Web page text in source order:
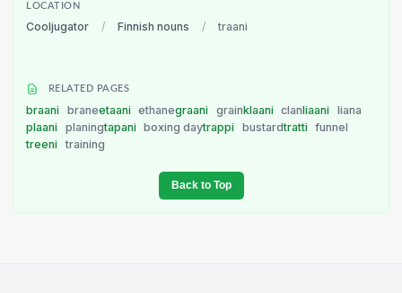
LOCATION
Cooljugator / Finnish nouns / traani
RELATED PAGES
braani braneetaani ethanegraani grainklaani clanliaani
liana
plaani
planingtapani boxing daytrappi bustardtratti
funnel
treeni
training
Back to Top